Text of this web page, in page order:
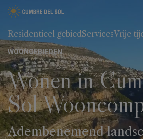
Residentieel gebiedServicesVrije
WOONGEBIEDEN
Wonen in
Sol
Adembenemend